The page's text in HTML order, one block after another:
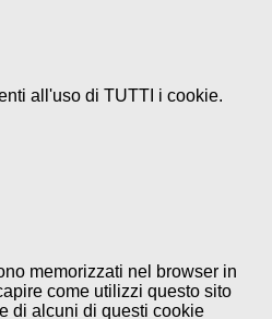
all'uso di TUTTI i cookie.
memorizzati nel browser in
come utilizzi questo sito
di alcuni di questi cookie